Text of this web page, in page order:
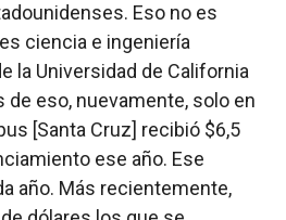
Eso no es
ciencia e ingeniería
la Universidad de California
eso, nuevamente, solo en
[Santa Cruz] recibió $6,5
ese año. Ese
año. Más recientemente,